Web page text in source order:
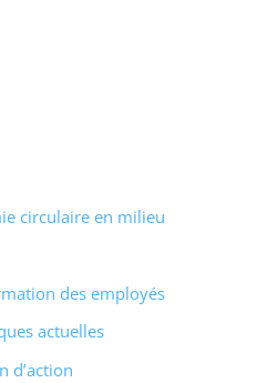
circulaire en milieu
des employés
actuelles
d’action